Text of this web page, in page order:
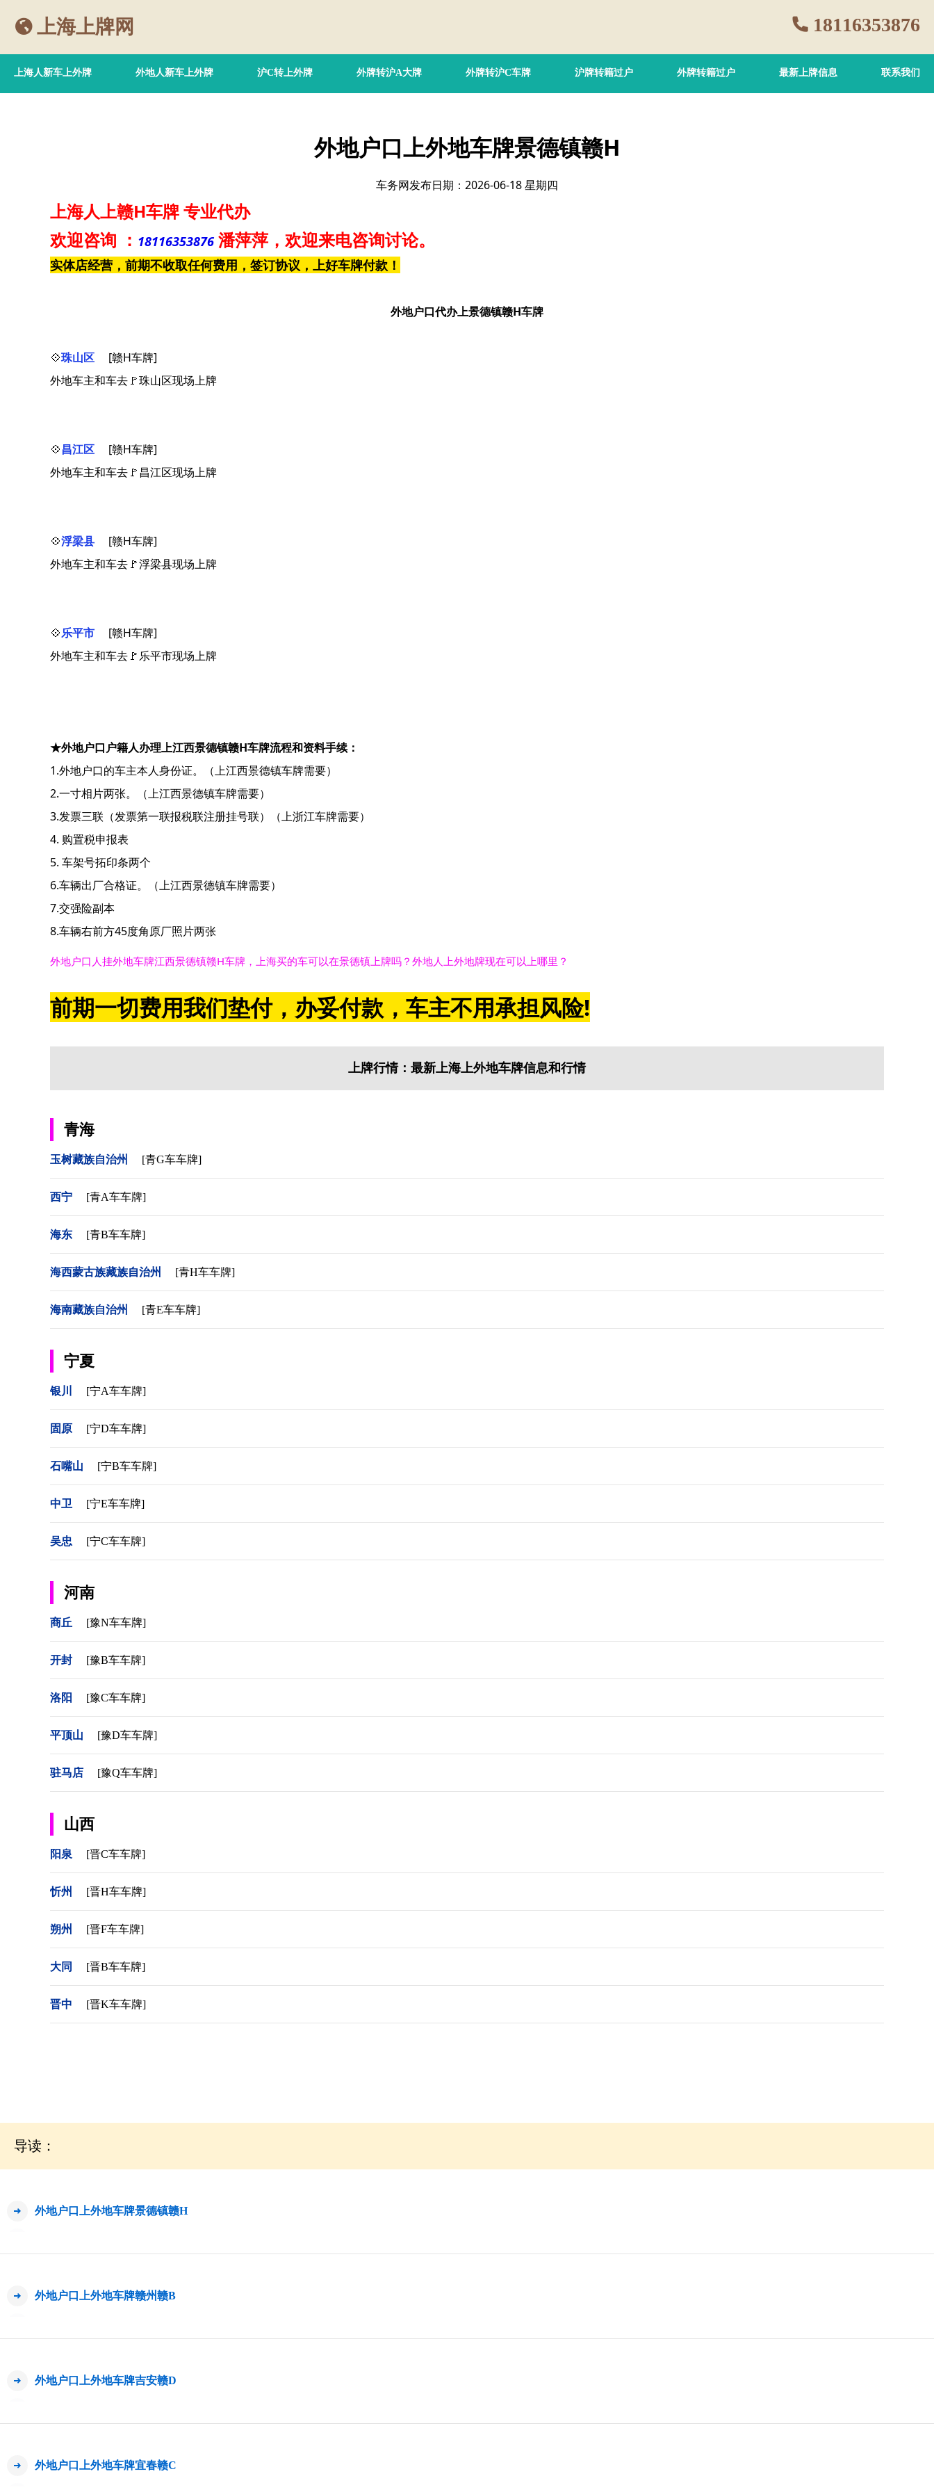
上海上牌网 18116353876
上海人新车上外牌 外地人新车上外牌 沪C转上外牌 外牌转沪A大牌 外牌转沪C车牌 沪牌转籍过户 外牌转籍过户 最新上牌信息 联系我们
外地户口上外地车牌景德镇赣H
车务网发布日期：2026-06-18 星期四
上海人上赣H车牌专业代办
欢迎咨询 ： 18116353876 潘萍萍 ，欢迎来电咨询讨论。
实体店经营，前期不收取任何费用，签订协议，上好车牌付款！
外地户口代办上景德镇赣H车牌
💠珠山区
[赣H车牌]
外地车主和车去🚩珠山区现场上牌
💠昌江区
[赣H车牌]
外地车主和车去🚩昌江区现场上牌
💠浮梁县
[赣H车牌]
外地车主和车去🚩浮梁县现场上牌
💠乐平市
[赣H车牌]
外地车主和车去🚩乐平市现场上牌
★外地户口户籍人办理上江西景德镇赣H车牌流程和资料手续：
1.外地户口的车主本人身份证。（上江西景德镇车牌需要）
2.一寸相片两张。（上江西景德镇车牌需要）
3.发票三联（发票第一联报税联注册挂号联）（上浙江车牌需要）
4. 购置税申报表
5. 车架号拓印条两个
6.车辆出厂合格证。（上江西景德镇车牌需要）
7.交强险副本
8.车辆右前方45度角原厂照片两张
外地户口人挂外地车牌江西景德镇赣H车牌，上海买的车可以在景德镇上牌吗？外地人上外地牌现在可以上哪里？
前期一切费用我们垫付，办妥付款，车主不用承担风险!
上牌行情：最新上海上外地车牌信息和行情
青海
玉树藏族自治州 [青G车车牌]
西宁 [青A车车牌]
海东 [青B车车牌]
海西蒙古族藏族自治州 [青H车车牌]
海南藏族自治州 [青E车车牌]
宁夏
银川 [宁A车车牌]
固原 [宁D车车牌]
石嘴山 [宁B车车牌]
中卫 [宁E车车牌]
吴忠 [宁C车车牌]
河南
商丘 [豫N车车牌]
开封 [豫B车车牌]
洛阳 [豫C车车牌]
平顶山 [豫D车车牌]
驻马店 [豫Q车车牌]
山西
阳泉 [晋C车车牌]
忻州 [晋H车车牌]
朔州 [晋F车车牌]
大同 [晋B车车牌]
晋中 [晋K车车牌]
导读：
外地户口上外地车牌景德镇赣H
外地户口上外地车牌赣州赣B
外地户口上外地车牌吉安赣D
外地户口上外地车牌宜春赣C